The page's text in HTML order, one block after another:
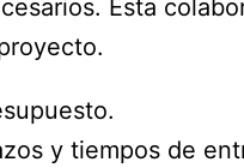
Esta
y tiempos de